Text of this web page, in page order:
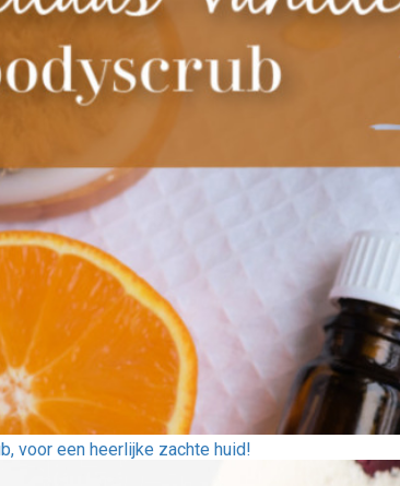
voor een heerlijke zachte huid!